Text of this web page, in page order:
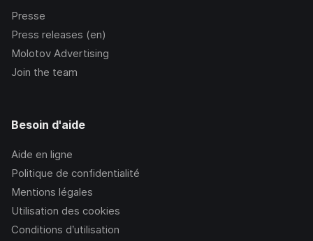
Presse
Press releases (en)
Molotov Advertising
Join the team
Besoin d'aide
Aide en ligne
Politique de confidentialité
Mentions légales
Utilisation des cookies
Conditions d’utilisation